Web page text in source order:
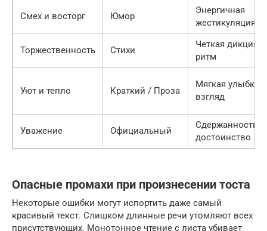
Смех и восторг Юмор
Энергичная
жестикуляция
Торжественность Стихи
Четкая дикция,
ритм
Уют и тепло Краткий / Проза
Мягкая улыбка,
взгляд
Уважение Официальный
Сдержанность,
достоинство
Опасные промахи при произнесении тоста
Некоторые ошибки могут испортить даже самый
красивый текст. Слишком длинные речи утомляют всех
присутствующих. Монотонное чтение с листа убивает